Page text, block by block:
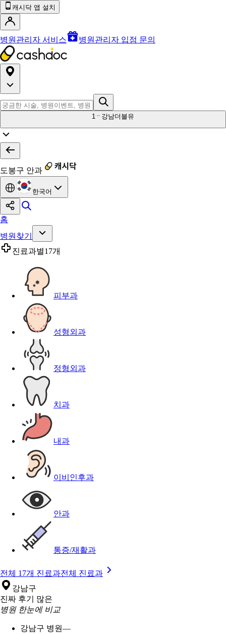
캐시닥 앱 설치
병원관리자 서비스 병원관리자 입점 문의
1 강남더블유
도봉구 안과
한국어
홈
병원찾기
진료과별17개
피부과
성형외과
정형외과
치과
내과
이비인후과
안과
통증/재활과
전체 17개 진료과전체 진료과
강남구
진짜 후기 많은
병원 한눈에 비교
강남구 병원—